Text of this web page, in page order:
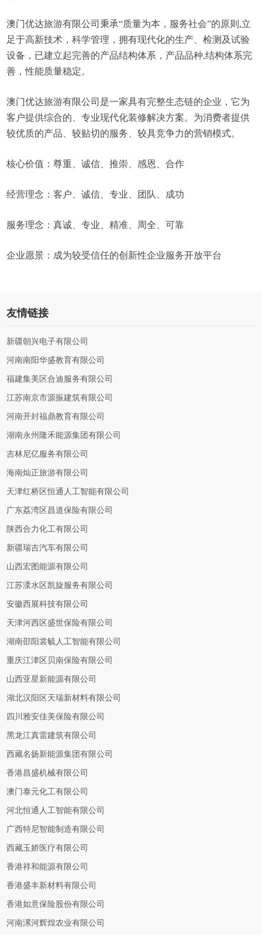
澳门优达旅游有限公司秉承“质量为本，服务社会”的原则,立
足于高新技术，科学管理，拥有现代化的生产、检测及试验
设备，已建立起完善的产品结构体系，产品品种,结构体系完
善，性能质量稳定。
澳门优达旅游有限公司是一家具有完整生态链的企业，它为
客户提供综合的、专业现代化装修解决方案。为消费者提供
较优质的产品、较贴切的服务、较具竞争力的营销模式。
核心价值：尊重、诚信、推崇、感恩、合作
经营理念：客户、诚信、专业、团队、成功
服务理念：真诚、专业、精准、周全、可靠
企业愿景：成为较受信任的创新性企业服务开放平台
友情链接
新疆朝兴电子有限公司
河南南阳华盛教育有限公司
福建集美区合迪服务有限公司
江苏南京市源振建筑有限公司
河南开封福鼎教育有限公司
湖南永州隆禾能源集团有限公司
吉林尼亿服务有限公司
海南灿正旅游有限公司
天津红桥区恒通人工智能有限公司
广东荔湾区昌道保险有限公司
陕西合力化工有限公司
新疆瑞吉汽车有限公司
山西宏图能源有限公司
江苏溧水区凯旋服务有限公司
安徽西展科技有限公司
天津河西区盛世保险有限公司
湖南邵阳裳毓人工智能有限公司
重庆江津区贝南保险有限公司
山西亚星新能源有限公司
湖北汉阳区天瑞新材料有限公司
四川雅安佳美保险有限公司
黑龙江真雷建筑有限公司
西藏名扬新能源集团有限公司
香港昌盛机械有限公司
澳门泰元化工有限公司
河北恒通人工智能有限公司
广西特尼智能制造有限公司
西藏玉娇医疗有限公司
香港祥和能源有限公司
香港盛丰新材料有限公司
香港如意保险股份有限公司
河南漯河辉煌农业有限公司